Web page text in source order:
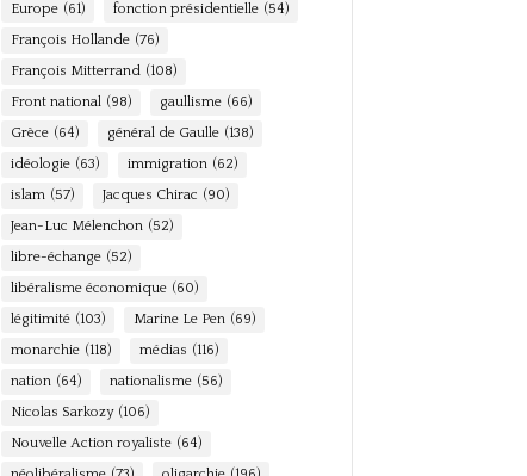
Europe (61) fonction présidentielle (54)
François Hollande (76)
François Mitterrand (108)
Front national (98) gaullisme (66)
Grèce (64) général de Gaulle (138)
idéologie (63) immigration (62)
islam (57) Jacques Chirac (90)
Jean-Luc Mélenchon (52)
libre-échange (52)
libéralisme économique (60)
légitimité (103) Marine Le Pen (69)
monarchie (118) médias (116)
nation (64) nationalisme (56)
Nicolas Sarkozy (106)
Nouvelle Action royaliste (64)